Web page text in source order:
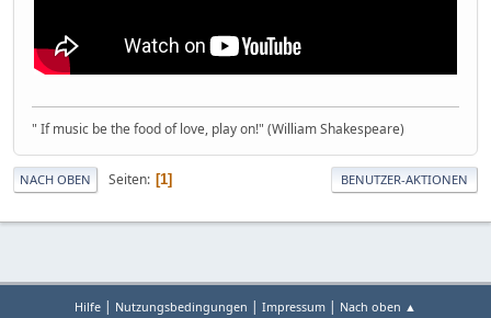
" If music be the food of love, play on!" (William Shakespeare)
NACH OBEN Seiten 1 BENUTZER-AKTIONEN
Hilfe | Nutzungsbedingungen | Impressum | Nach oben ▲